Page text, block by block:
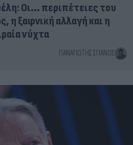
Οι... περιπέτειες του
η ξαφνική αλλαγή και η
νύχτα
ΠΑΝΑΓΙΏΤΗΣ ΣΠΑΝΌΣ